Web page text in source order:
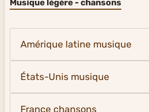
Musique légère - chansons
Amérique latine musique
États-Unis musique
France chansons